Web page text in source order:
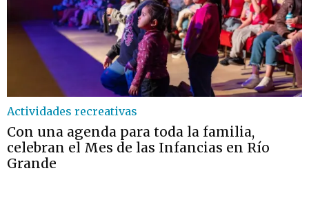
Actividades recreativas
Con una agenda para toda la familia,
celebran el Mes de las Infancias en Río
Grande